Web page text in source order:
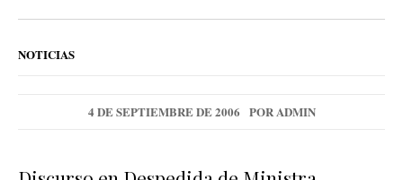
NOTICIAS
4 DE SEPTIEMBRE DE 2006 POR ADMIN